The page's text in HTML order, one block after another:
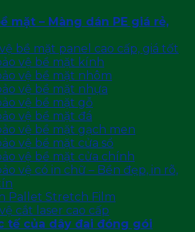
mặt – Màng dán PE giá rẻ,
bề mặt panel cao cấp, giá tốt
vệ bề mặt kính
vệ bề mặt nhôm
vệ bề mặt nhựa
vệ bề mặt gỗ
vệ bề mặt đá
vệ bề mặt gạch men
vệ bề mặt cửa sổ
vệ bề mặt cửa chính
vệ có in chữ – Bền đẹp, in rõ,
Pallet Stretch Film
cắt laser cao cấp
tế của dây đai đóng gói